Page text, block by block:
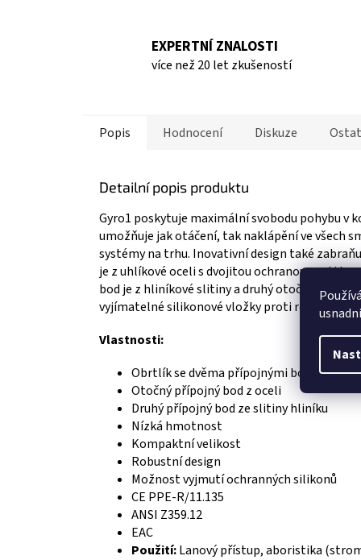
EXPERTNÍ ZNALOSTI
více než 20 let zkušeností
Popis Hodnocení Diskuze
Detailní popis produktu
Gyro1 poskytuje maximální svobodu pohybu
umožňuje jak otáčení, tak naklápění ve všech
systémy na trhu. Inovativní design také
je z uhlíkové oceli s dvojitou ochranou proti
bod je z hliníkové slitiny a druhý otočný je
vyjímatelné silikonové vložky proti rotaci
Vlastnosti:
Obrtlík se dvěma přípojnými body
Otočný přípojný bod z oceli
Druhý přípojný bod ze slitiny hliníku
Nízká hmotnost
Kompaktní velikost
Robustní design
Možnost vyjmutí ochranných silikonů
CE PPE-R/11.135
ANSI Z359.12
EAC
Použití:Lanový přístup, aboristika